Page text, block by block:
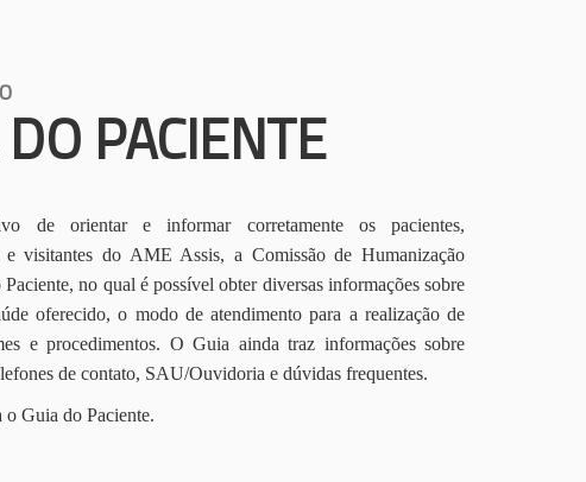
PACIENTE
de orientar e informar corretamente os pacientes,
e visitantes do AME Assis, a Comissão de Humanização
no qual é possível obter diversas informações sobre
oferecido, o modo de atendimento para a realização de
e procedimentos. O Guia ainda traz informações sobre
de contato, SAU/Ouvidoria e dúvidas frequentes.
o Guia do Paciente.